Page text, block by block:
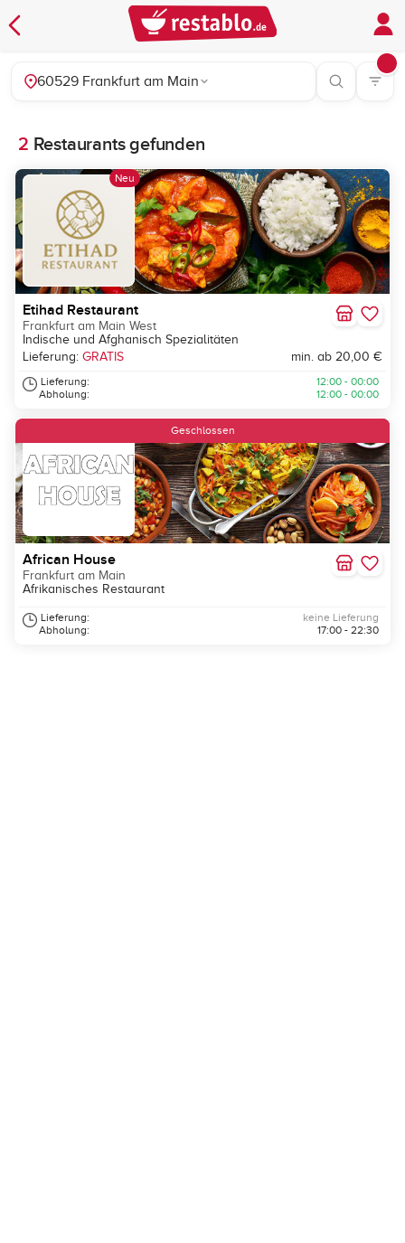
60529 Frankfurt am Main
2 Restaurants gefunden
Neu
Etihad Restaurant
Frankfurt am Main West
Indische und Afghanisch Spezialitäten
Lieferung: GRATIS min. ab 20,00 €
Lieferung:
Abholung:
12:00 - 00:00
12:00 - 00:00
Geschlossen
African House
Frankfurt am Main
Afrikanisches Restaurant
Lieferung:
Abholung:
keine Lieferung
17:00 - 22:30